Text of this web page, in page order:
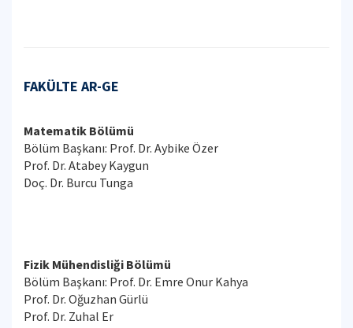
FAKÜLTE AR-GE
Matematik Bölümü
Bölüm Başkanı: Prof. Dr. Aybike Özer
Prof. Dr. Atabey Kaygun
Doç. Dr. Burcu Tunga
Fizik Mühendisliği Bölümü
Bölüm Başkanı: Prof. Dr. Emre Onur Kahya
Prof. Dr. Oğuzhan Gürlü
Prof. Dr. Zuhal Er